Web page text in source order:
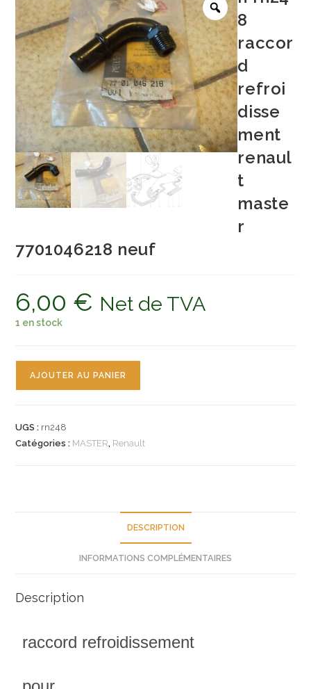
8
raccor
d
refroi
disse
ment
renaul
t
maste
r
7701046218 neuf
6,00 € Net de TVA
1 en stock
refroidissement
AJOUTER AU PANIER
UGS : rn248
Catégories : MASTER, Renault
DESCRIPTION
INFORMATIONS COMPLÉMENTAIRES
Description
raccord refroidissement